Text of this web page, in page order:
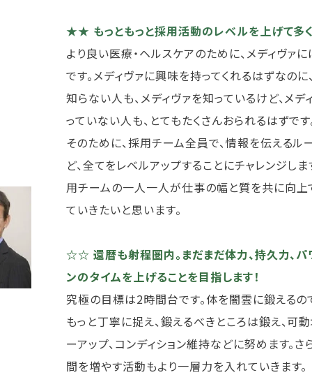
★★ もっともっと採用活動のレベルを上げて多
より良い医療・ヘルスケアのために、メディヴァ
です。メディヴァに興味を持ってくれるはずなのに
知らない人も、メディヴァを知っているけど、メ
っていない人も、とてもたくさんおられるはずです
そのために、採用チーム全員で、情報を伝えるル
ど、全てをレベルアップすることにチャレンジし
用チームの一人一人が仕事の幅と質を共に向上
ていきたいと思います。
☆☆ 還暦も射程圏内。まだまだ体力、持久力、パ
ンのタイムを上げることを目指します！
究極の目標は2時間台です。体を闇雲に鍛えるの
もっと丁寧に捉え、鍛えるべきところは鍛え、可
ーアップ、コンディション維持などに努めます。
間を増やす活動もより一層力を入れていきます。